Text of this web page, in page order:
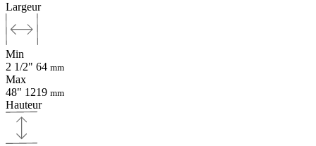
Largeur
Min
2 1/2" 64 mm
Max
48" 1219 mm
Hauteur